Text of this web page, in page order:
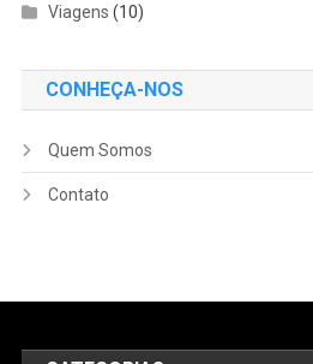
Viagens (10)
CONHEÇA-NOS
Quem Somos
Contato